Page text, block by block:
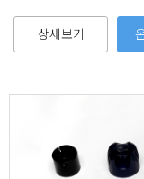
상세보기